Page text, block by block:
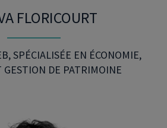
FLORICOURT
SPÉCIALISÉE EN ÉCONOMIE,
GESTION DE PATRIMOINE